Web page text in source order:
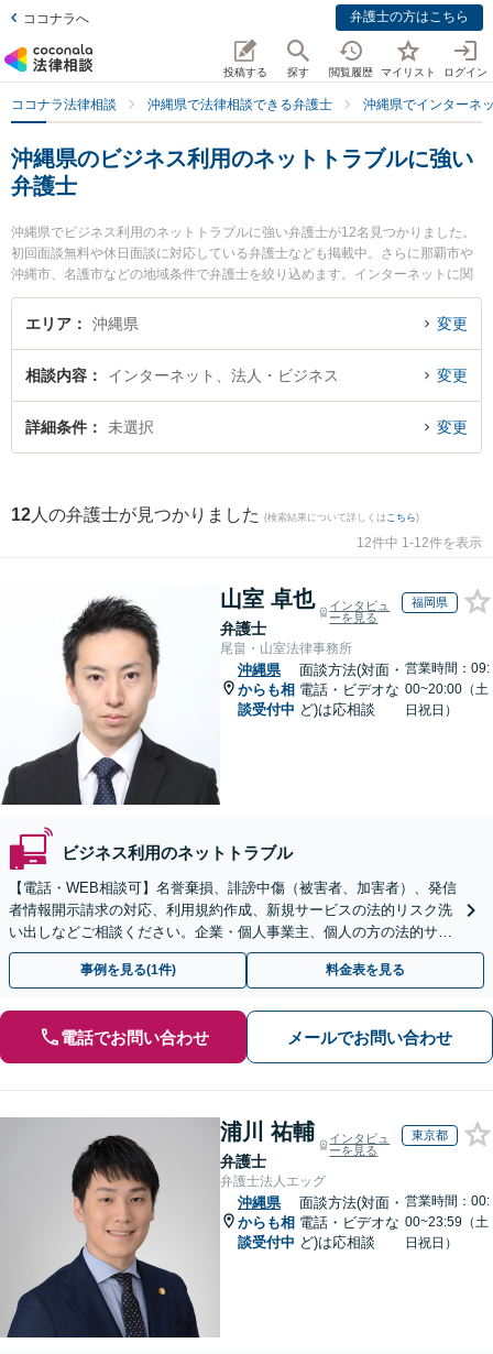
ココナラへ 弁護士の方はこちら
投稿する 探す 閲覧履歴 マイリスト ログイン
ココナラ法律相談 沖縄県で法律相談できる弁護士 沖縄県でインターネ
沖縄県のビジネス利用のネットトラブルに強い
弁護士
沖縄県でビジネス利用のネットトラブルに強い弁護士が12名見つかりました。
初回面談無料や休日面談に対応している弁護士なども掲載中。さらに那覇市や
沖縄市、名護市などの地域条件で弁護士を絞り込めます。インターネットに関
係する誹謗中傷や名誉毀損、個人特定等の細かな分野での絞り込み検索もでき
便利です。特にきびたき法律事務所の久納 京祐弁護士や弁護士法人ACLOGOS
したビジネス利用のネットトラブルのトラブルを今すぐに弁護士に相談した
い』『ビジネス利用のネットトラブルのトラブル解決の実績豊富な近くの弁護
士を検索したい』『初回相談無料でビジネス利用のネットトラブルを法律相談
エリア 沖縄県 変更
相談内容 インターネット、法人・ビジネス 変更
詳細条件 未選択 変更
12 人の弁護士が見つかりました (検索結果について詳しくは こちら)
12件中 1-12件を表示
山室 卓也
弁護士
インタビュ
ーを見る
福岡県
尾畠・山室法律事務所
沖縄県
からも相
談受付中
面談方法(対面・
電話・ビデオな
ど)は応相談
営業時間：09:
00~20:00（土
日祝日）
ビジネス利用のネットトラブル
【電話・WEB相談可】名誉棄損、誹謗中傷（被害者、加害者）、発信
者情報開示請求の対応、利用規約作成、新規サービスの法的リスク洗
い出しなどご相談ください。企業・個人事業主、個人の方の法的サポ
ートをいたします【スポット相談可】
事例を見る(1件) 料金表を見る
電話でお問い合わせ メールでお問い合わせ
浦川 祐輔
弁護士
インタビュ
ーを見る
東京都
弁護士法人エッグ
沖縄県
からも相
談受付中
面談方法(対面・
電話・ビデオな
ど)は応相談
営業時間：00:
00~23:59（土
日祝日）